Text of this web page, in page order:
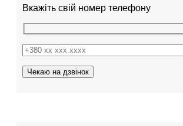
Вкажіть свій номер телефону